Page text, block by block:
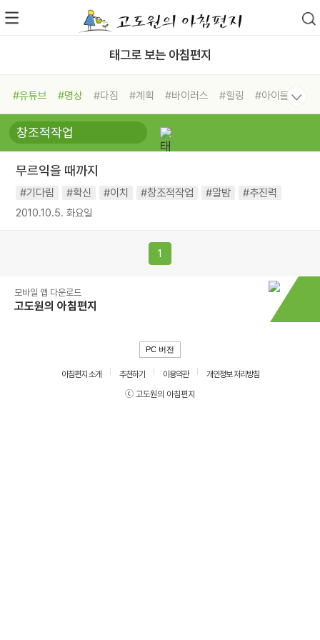
태그로 보는 아침편지
#유튜브 #명상 #다짐 #계획 #바이러스 #힐링
#아이들
#비전캠프
#독서캠프 #삶
#희망
#나눔 #친구 #링컨학교
#독서
#건강 #면역력
무르익을 때까지
#기다림 #확신 #이치 #창조적작업 #알밤 #추진력
2010.10.5. 화요일
1
모바일 앱 다운로드
고도원의 아침편지
PC 버전
아침편지 소개 추천하기 이용약관
개인정보 처리방침
ⓒ 고도원의 아침편지